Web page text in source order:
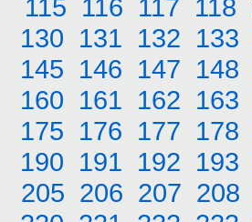
115 116 117 118
130 131 132 133
145 146 147 148
160 161 162 163
175 176 177 178
190 191 192 193
205 206 207 208